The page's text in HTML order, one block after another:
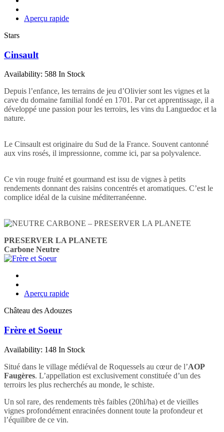
Aperçu rapide
Stars
Cinsault
Availability: 588 In Stock
Depuis l’enfance, les terrains de jeu d’Olivier sont les vignes et la
cave du domaine familial fondé en 1701. Par cet apprentissage, il a
développé une passion pour les terroirs, les vins du Languedoc et la
nature.
Le Cinsault est originaire du Sud de la France. Souvent cantonné
aux vins rosés, il impressionne, comme ici, par sa polyvalence.
Ce vin rouge fruité et gourmand est issu de vignes à petits
rendements donnant des raisins concentrés et aromatiques. C’est le
complice idéal de la cuisine méditerranéenne.
PRESERVER LA PLANETE
Carbone Neutre
Aperçu rapide
Château des Adouzes
Frère et Soeur
Availability: 148 In Stock
Situé dans le village médiéval de Roquessels au cœur de l’AOP
Faugères. L’appellation est exclusivement constituée d’un des
terroirs les plus recherchés au monde, le schiste.
Un sol rare, des rendements très faibles (20hl/ha) et de vieilles
vignes profondément enracinées donnent toute la profondeur et
l’équilibre de ce vin.